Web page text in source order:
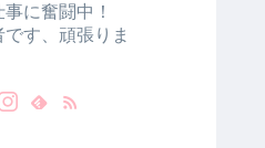
に奮闘中！
す、頑張りま